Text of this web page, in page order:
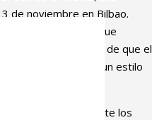
de noviembre en Bilbao.
tradicionales que
la importancia de que el
a ellas”, cultive un estilo
del máster durante los